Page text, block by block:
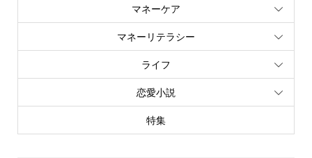
マネーケア
マネーリテラシー
ライフ
恋愛小説
特集